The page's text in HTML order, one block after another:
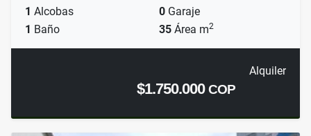
1 Alcobas 0 Garaje
1 Baño 35 Área m2
Alquiler
$1.750.000COP